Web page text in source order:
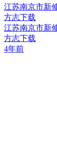
江苏南京市新
方志下载
江苏南京市新
方志下载
4年前